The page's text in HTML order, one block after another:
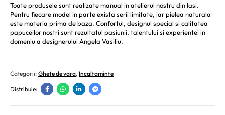
Toate produsele sunt realizate manual in atelierul nostru din Iasi.
Pentru fiecare model in parte exista serii limitate, iar pielea naturala
este materia prima de baza. Confortul, designul special si calitatea
papuceilor nostri sunt rezultatul pasiunii, talentului si experientei in
domeniu a designerului Angela Vasiliu.
Categorii: Ghete de vara, Incaltaminte
Distribuie: